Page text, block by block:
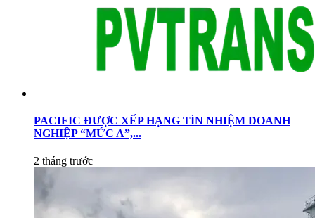
PACIFIC ĐƯỢC XẾP HẠNG TÍN NHIỆM DOANH
NGHIỆP “MỨC A”,...
2 tháng trước